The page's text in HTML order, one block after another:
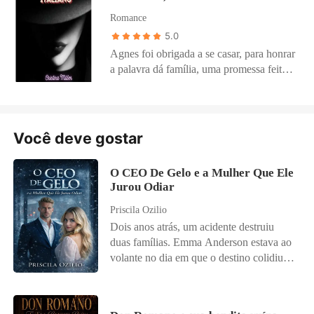
Acompanhem esse romance da máfia,
cheio de reviravoltas e, onde o
cura, mas também muitos problemas, que
ele está disposto a enfrentar por ela.
no peito de Bruno só crescia e agora ele
precisava provar isso a ela
Romance
5.0
Agnes foi obrigada a se casar, para honrar
a palavra dá família, uma promessa feita
teve uma grande surpresa.
Você deve gostar
O CEO De Gelo e a Mulher Que Ele
Jurou Odiar
Priscila Ozilio
Dois anos atrás, um acidente destruiu
duas famílias. Emma Anderson estava ao
volante no dia em que o destino colidiu